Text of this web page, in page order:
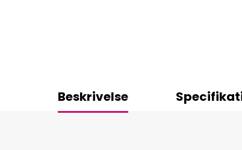
Beskrivelse